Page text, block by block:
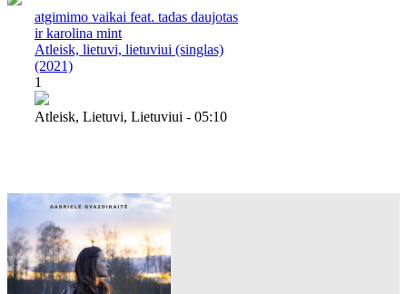
atgimimo vaikai feat. tadas daujotas
ir karolina mint
Atleisk, lietuvi, lietuviui (singlas)
(2021)
1
Atleisk, Lietuvi, Lietuviui - 05:10